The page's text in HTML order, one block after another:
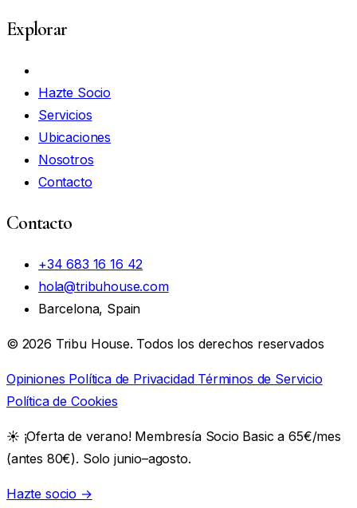
Explorar
Hazte Socio
Servicios
Ubicaciones
Nosotros
Contacto
Contacto
+34 683 16 16 42
hola@tribuhouse.com
Barcelona, Spain
© 2026 Tribu House. Todos los derechos reservados
Opiniones Política de Privacidad Términos de Servicio
Política de Cookies
☀️ ¡Oferta de verano! Membresía Socio Basic a 65€/mes
(antes 80€). Solo junio–agosto.
Hazte socio →